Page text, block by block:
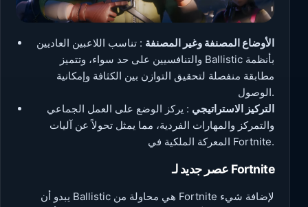
الأوضاع المصنفة وغير المصنفة : تناسب اللاعبين العاديين
والتنافسيين على حد سواء، وتتميز Ballistic بأنظمة
مطابقة منفصلة لتحقيق التوازن بين الكثافة وإمكانية
الوصول.
التركيز الاستراتيجي : يركز الوضع على العمل الجماعي
والتمركز والمهارات الفردية، مما يمثل تحولاً عن آليات
المعركة الملكية في Fortnite.
عصر جديد لـ Fortnite
يبدو أن Ballistic هي محاولة من Fortnite لإضافة شيء